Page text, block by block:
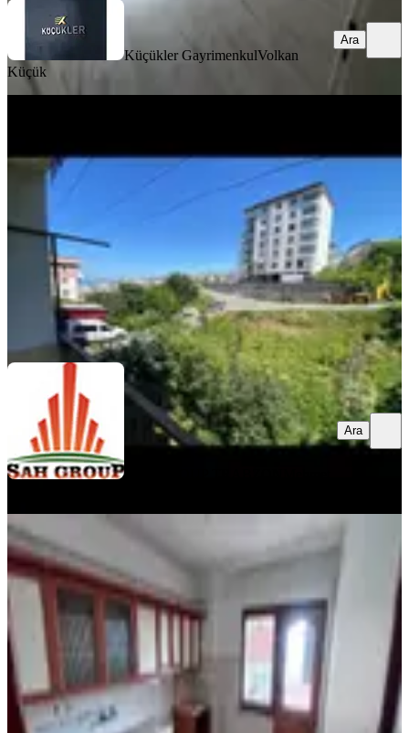
Küçükler GayrimenkulVolkan
Küçük
Ara
Ortahisar, Karşıyaka Mahallesi
· 02.07.2026
ŞAH GROUP TRABZON Mehmet Hamarat
Ara
BAHÇELİ
Trabzon/ortahisar/karşıyaka Site İçi
Kiralık Daire
Ortahisar, Karşıyaka Mahallesi
3+1
155 m²·6. Kat ·20.06.2026
20.000 ₺